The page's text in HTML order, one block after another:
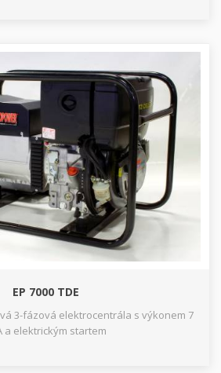
EP 7000 TDE
3-fázová elektrocentrála s výkonem 7
a elektrickým startem